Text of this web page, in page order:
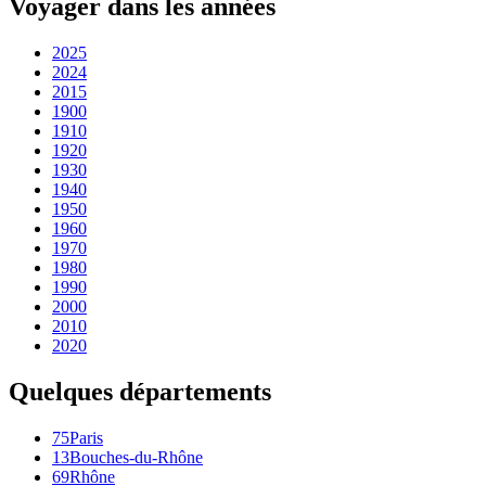
Voyager dans les années
2025
2024
2015
1900
1910
1920
1930
1940
1950
1960
1970
1980
1990
2000
2010
2020
Quelques départements
75Paris
13Bouches-du-Rhône
69Rhône